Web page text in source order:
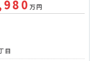
万円
目